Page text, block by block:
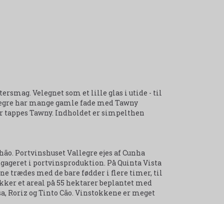
Velegnet som et lille glas i utide - til
har mange gamle fade med Tawny
tappes Tawny. Indholdet er simpelthen
Portvinshuset Vallegre ejes af Cunha
i portvinsproduktion. På Quinta Vista
trædes med de bare fødder i flere timer, til
et areal på 55 hektarer beplantet med
Roriz og Tinto Cão. Vinstokkene er meget